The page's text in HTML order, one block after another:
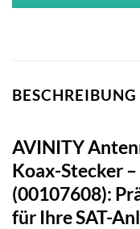
BESCHREIBUNG
AVINITY
Koax-Stecker
(00107608):
für Ihre SAT-